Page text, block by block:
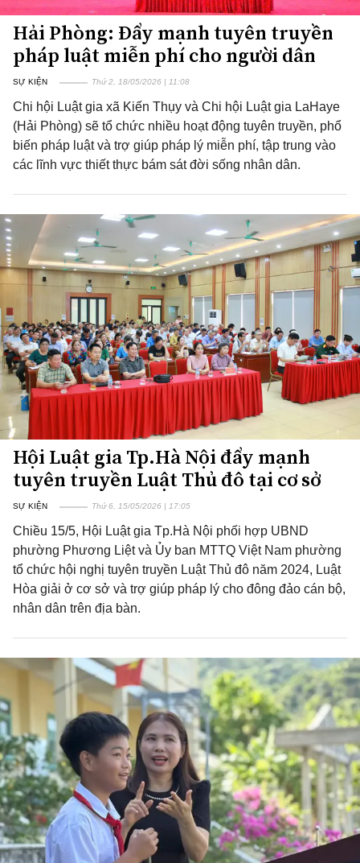
Hải Phòng: Đẩy mạnh tuyên truyền
pháp luật miễn phí cho người dân
SỰ KIỆN Thứ 2, 18/05/2026 | 11:08
Chi hội Luật gia xã Kiến Thụy và Chi hội Luật gia LaHaye
(Hải Phòng) sẽ tổ chức nhiều hoạt động tuyên truyền, phổ
biến pháp luật và trợ giúp pháp lý miễn phí, tập trung vào
các lĩnh vực thiết thực bám sát đời sống nhân dân.
Hội Luật gia Tp.Hà Nội đẩy mạnh
tuyên truyền Luật Thủ đô tại cơ sở
SỰ KIỆN Thứ 6, 15/05/2026 | 17:05
Chiều 15/5, Hội Luật gia Tp.Hà Nội phối hợp UBND
phường Phương Liệt và Ủy ban MTTQ Việt Nam phường
tổ chức hội nghị tuyên truyền Luật Thủ đô năm 2024, Luật
Hòa giải ở cơ sở và trợ giúp pháp lý cho đông đảo cán bộ,
nhân dân trên địa bàn.